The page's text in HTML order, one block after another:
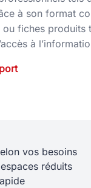
à son format
fiches produits
à
vos besoins
réduits